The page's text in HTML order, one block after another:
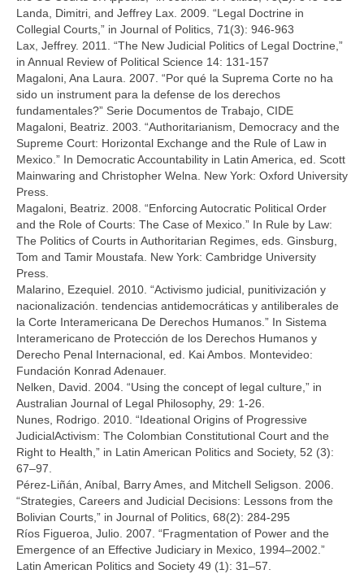
Landa, Dimitri, and Jeffrey Lax. 2009. “Legal Doctrine in
Collegial Courts,” in Journal of Politics, 71(3): 946-963
Lax, Jeffrey. 2011. “The New Judicial Politics of Legal Doctrine,”
in Annual Review of Political Science 14: 131-157
Magaloni, Ana Laura. 2007. “Por qué la Suprema Corte no ha
sido un instrument para la defense de los derechos
fundamentales?” Serie Documentos de Trabajo, CIDE
Magaloni, Beatriz. 2003. “Authoritarianism, Democracy and the
Supreme Court: Horizontal Exchange and the Rule of Law in
Mexico.” In Democratic Accountability in Latin America, ed. Scott
Mainwaring and Christopher Welna. New York: Oxford University
Press.
Magaloni, Beatriz. 2008. “Enforcing Autocratic Political Order
and the Role of Courts: The Case of Mexico.” In Rule by Law:
The Politics of Courts in Authoritarian Regimes, eds. Ginsburg,
Tom and Tamir Moustafa. New York: Cambridge University
Press.
Malarino, Ezequiel. 2010. “Activismo judicial, punitivización y
nacionalización. tendencias antidemocráticas y antiliberales de
la Corte Interamericana De Derechos Humanos.” In Sistema
Interamericano de Protección de los Derechos Humanos y
Derecho Penal Internacional, ed. Kai Ambos. Montevideo:
Fundación Konrad Adenauer.
Nelken, David. 2004. “Using the concept of legal culture,” in
Australian Journal of Legal Philosophy, 29: 1-26.
Nunes, Rodrigo. 2010. “Ideational Origins of Progressive
JudicialActivism: The Colombian Constitutional Court and the
Right to Health,” in Latin American Politics and Society, 52 (3):
67–97.
Pérez-Liñán, Aníbal, Barry Ames, and Mitchell Seligson. 2006.
“Strategies, Careers and Judicial Decisions: Lessons from the
Bolivian Courts,” in Journal of Politics, 68(2): 284-295
Ríos Figueroa, Julio. 2007. “Fragmentation of Power and the
Emergence of an Effective Judiciary in Mexico, 1994–2002.”
Latin American Politics and Society 49 (1): 31–57.